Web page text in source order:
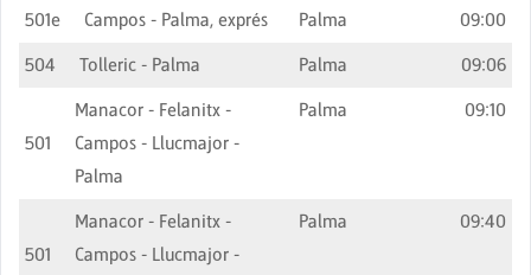
501e Campos - Palma, exprés Palma
09:00
504
Tolleric - Palma Palma 09:06
501
Manacor - Felanitx -
Campos - Llucmajor -
Palma
Palma 09:10
501
Manacor - Felanitx -
Campos - Llucmajor -
Palma 09:40